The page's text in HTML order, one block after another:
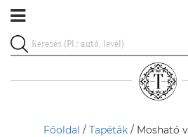
Főoldal / Tapéták / Mosható